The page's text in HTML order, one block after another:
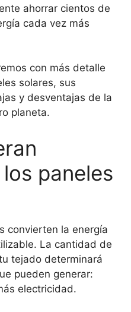
ahorrar cientos de
cada vez más
con más detalle
solares, sus
y desventajas de la
planeta.
paneles
convierten la energía
La cantidad de
tejado determinará
pueden generar:
electricidad.